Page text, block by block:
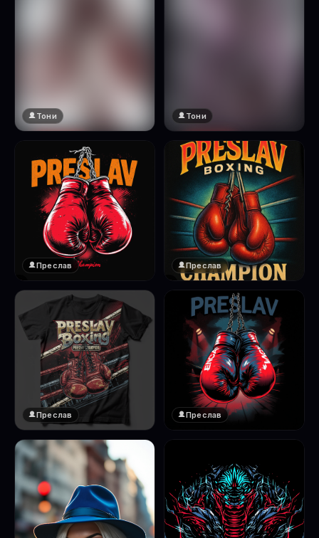
Натисни за преглед
Тони
🔞 18+
Натисни за преглед
Тони
❤️
1
Преслав
❤️
Преслав
Преслав Преслав